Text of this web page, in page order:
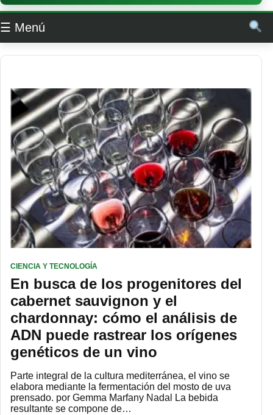
☰ Menú
CIENCIA Y TECNOLOGÍA
En busca de los progenitores del
cabernet sauvignon y el
chardonnay: cómo el análisis de
ADN puede rastrear los orígenes
genéticos de un vino
Parte integral de la cultura mediterránea, el vino se
elabora mediante la fermentación del mosto de uva
prensado. por Gemma Marfany Nadal La bebida
resultante se compone de…